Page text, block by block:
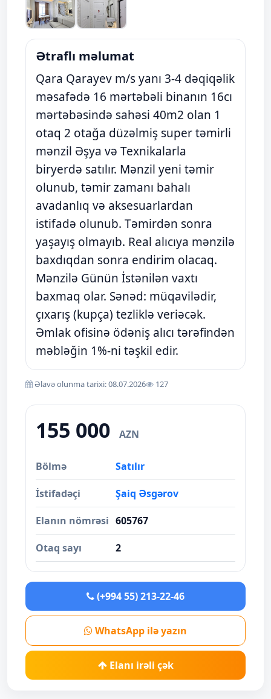
Ətraflı məlumat
Qara Qarayev m/s yanı 3-4 dəqiqəlik
məsafədə 16 mərtəbəli binanın 16cı
mərtəbəsində sahəsi 40m2 olan 1
otaq 2 otağa düzəlmiş super təmirli
mənzil Əşya və Texnikalarla
biryerdə satılır. Mənzil yeni təmir
olunub, təmir zamanı bahalı
avadanlıq və aksesuarlardan
istifadə olunub. Təmirdən sonra
yaşayış olmayıb. Real alıcıya mənzilə
baxdıqdan sonra endirim olacaq.
Mənzilə Günün İstənilən vaxtı
baxmaq olar. Sənəd: müqavilədir,
çıxarış (kupça) tezliklə veriəcək.
Əmlak ofisinə ödəniş alıcı tərəfindən
məbləğin 1%-ni təşkil edir.
Əlavə olunma tarixi: 08.07.2026 127
155 000 AZN
Bölmə Satılır
İstifadəçi Şaiq Əsgərov
Elanın nömrəsi 605767
Otaq sayı 2
(+994 55) 213-22-46
WhatsApp ilə yazın
Elanı irəli çək